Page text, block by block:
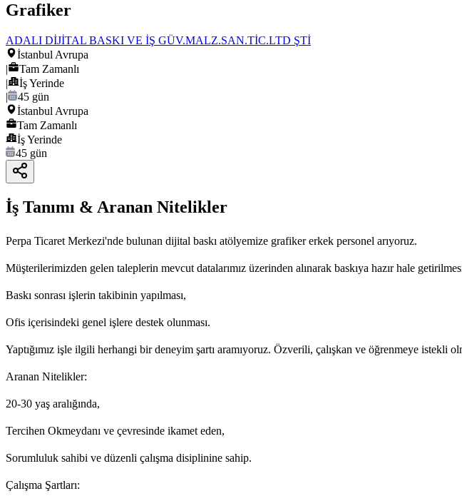
Grafiker
ADALI DİJİTAL BASKI VE İŞ GÜV.MALZ.SAN.TİC.LTD ŞTİ
İstanbul Avrupa
|
Tam Zamanlı
|
İş Yerinde
|
45 gün
İstanbul Avrupa
Tam Zamanlı
İş Yerinde
45 gün
İş Tanımı & Aranan Nitelikler
Perpa Ticaret Merkezi'nde bulunan dijital baskı atölyemize grafiker erkek personel arıyoruz.
Müşterilerimizden gelen taleplerin mevcut datalarımız üzerinden alınarak baskıya hazır hale
Baskı sonrası işlerin takibinin yapılması,
Ofis içerisindeki genel işlere destek olunması.
Yaptığımız işle ilgili herhangi bir deneyim şartı aramıyoruz. Özverili, çalışkan ve öğrenmeye
Aranan Nitelikler:
20-30 yaş aralığında,
Tercihen Okmeydanı ve çevresinde ikamet eden,
Sorumluluk sahibi ve düzenli çalışma disiplinine sahip.
Çalışma Şartları: